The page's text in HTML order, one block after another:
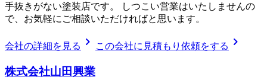
手抜きがない塗装店です。 しつこい営業はいたしませんの
で、お気軽にご相談いただければと思います。
会社の詳細を見る chevron_right この会社に見積もり依頼をする chevron_right
株式会社山田興業